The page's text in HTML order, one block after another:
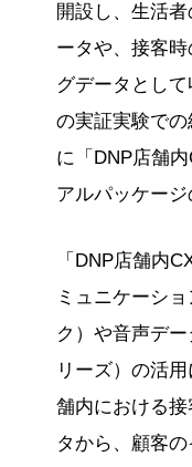
開設し、生活
ータや、接客
グデータとし
の実証実験での
に「DNP店舗
アルパッケージ
「DNP店舗内
ミュニケーシ
ク）や音声デ
リーズ）の活
舗内における
タから、顧客